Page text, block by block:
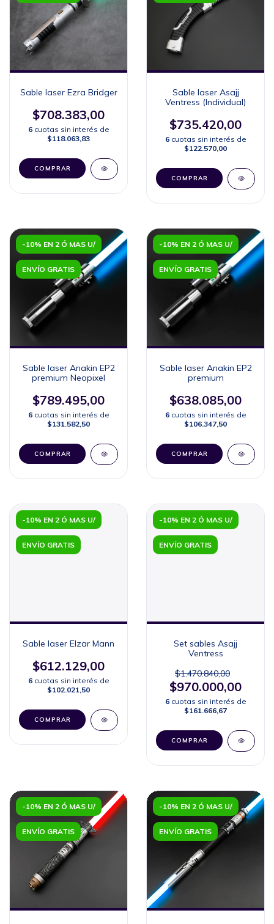
Sable laser Ezra Bridger
$708.383,00
6 cuotas sin interés de
$118.063,83
COMPRAR
Sable laser Asajj
Ventress (Individual)
$735.420,00
6 cuotas sin interés de
$122.570,00
COMPRAR
-10% EN 2 Ó MAS U/
ENVÍO GRATIS
Sable laser Anakin EP2
premium Neopixel
$789.495,00
6 cuotas sin interés de
$131.582,50
COMPRAR
-10% EN 2 Ó MAS U/
ENVÍO GRATIS
Sable laser Anakin EP2
premium
$638.085,00
6 cuotas sin interés de
$106.347,50
COMPRAR
-10% EN 2 Ó MAS U/
ENVÍO GRATIS
Sable laser Elzar Mann
$612.129,00
6 cuotas sin interés de
$102.021,50
COMPRAR
-10% EN 2 Ó MAS U/
ENVÍO GRATIS
Set sables Asajj
Ventress
$1.470.840,00
$970.000,00
6 cuotas sin interés de
$161.666,67
COMPRAR
-10% EN 2 Ó MAS U/
ENVÍO GRATIS
-10% EN 2 Ó MAS U/
ENVÍO GRATIS